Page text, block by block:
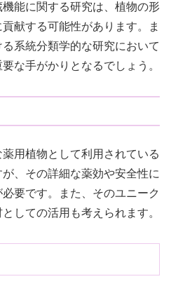
能に関する研究は、植物の形
献する可能性があります。ま
系統分類学的な研究において
な手がかりとなるでしょう。
用植物として利用されている
、その詳細な薬効や安全性に
要です。また、そのユニーク
しての活用も考えられます。